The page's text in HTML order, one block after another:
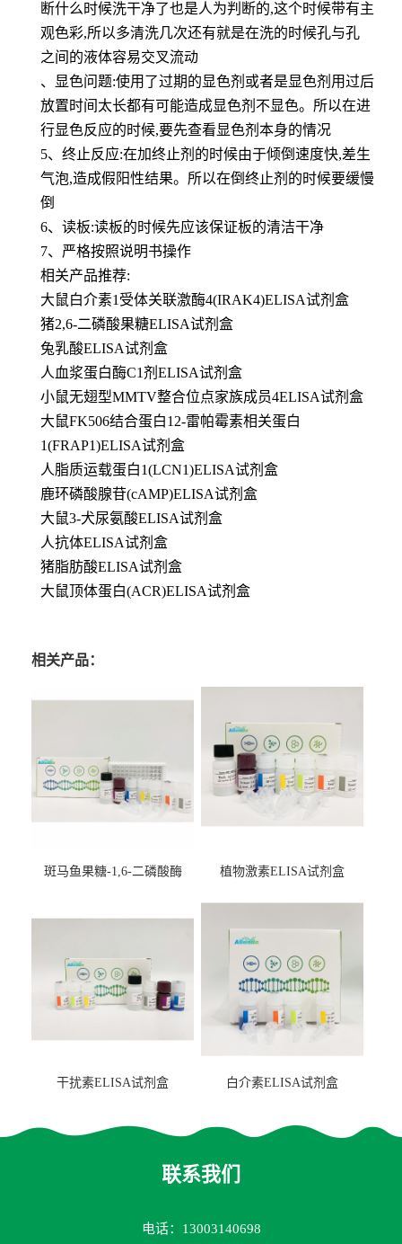
断什么时候洗干净了也是人为判断的,这个时候带有主
观色彩,所以多清洗几次还有就是在洗的时候孔与孔
之间的液体容易交叉流动
、显色问题:使用了过期的显色剂或者是显色剂用过后
放置时间太长都有可能造成显色剂不显色。所以在进
行显色反应的时候,要先查看显色剂本身的情况
5、终止反应:在加终止剂的时候由于倾倒速度快,差生
气泡,造成假阳性结果。所以在倒终止剂的时候要缓慢
倒
6、读板:读板的时候先应该保证板的清洁干净
7、严格按照说明书操作
相关产品推荐:
大鼠白介素1受体关联激酶4(IRAK4)ELISA试剂盒
猪2,6-二磷酸果糖ELISA试剂盒
兔乳酸ELISA试剂盒
人血浆蛋白酶C1剂ELISA试剂盒
小鼠无翅型MMTV整合位点家族成员4ELISA试剂盒
大鼠FK506结合蛋白12-雷帕霉素相关蛋白
1(FRAP1)ELISA试剂盒
人脂质运载蛋白1(LCN1)ELISA试剂盒
鹿环磷酸腺苷(cAMP)ELISA试剂盒
大鼠3-犬尿氨酸ELISA试剂盒
人抗体ELISA试剂盒
猪脂肪酸ELISA试剂盒
大鼠顶体蛋白(ACR)ELISA试剂盒
相关产品：
斑马鱼果糖-1,6-二磷酸酶
盒
植物激素ELISA试剂盒
干扰素ELISA试剂盒 白介素ELISA试剂盒
联系我们
电话：13003140698